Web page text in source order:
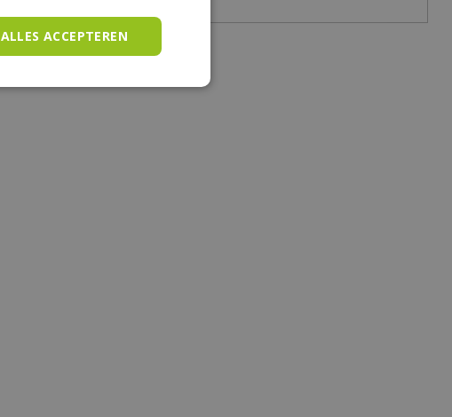
ALLES ACCEPTEREN